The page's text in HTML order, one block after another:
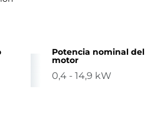
Potencia nominal del
motor
0,4 - 14,9 kW